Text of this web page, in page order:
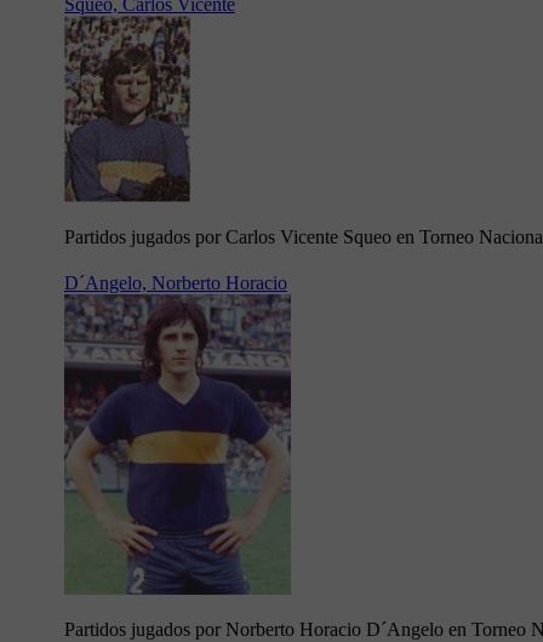
Squeo, Carlos Vicente
Partidos jugados por Carlos Vicente Squeo en Torneo
D´Angelo, Norberto Horacio
Partidos jugados por Norberto Horacio D´Angelo en Torneo